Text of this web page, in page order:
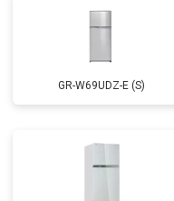
GR-W69UDZ-E (S)